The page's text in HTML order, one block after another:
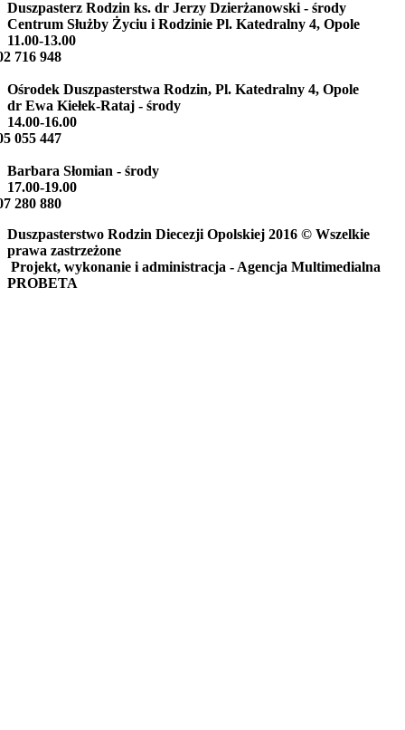
Duszpasterz Rodzin ks. dr Jerzy Dzierżanowski - środy
Centrum Służby Życiu i Rodzinie Pl. Katedralny 4, Opole
11.00-13.00
716 948
Ośrodek Duszpasterstwa Rodzin, Pl. Katedralny 4, Opole
dr Ewa Kiełek-Rataj - środy
14.00-16.00
055 447
Barbara Słomian - środy
17.00-19.00
280 880
Duszpasterstwo Rodzin Diecezji Opolskiej 2016 © Wszelkie
prawa zastrzeżone
Projekt, wykonanie i administracja - Agencja Multimedialna
PROBETA